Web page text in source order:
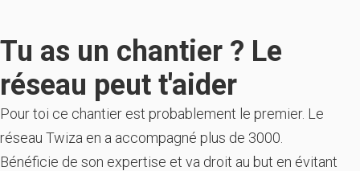
Tu as un chantier ? Le
réseau peut t'aider
Pour toi ce chantier est probablement le premier. Le
réseau Twiza en a accompagné plus de 3000.
Bénéficie de son expertise et va droit au but en évitant